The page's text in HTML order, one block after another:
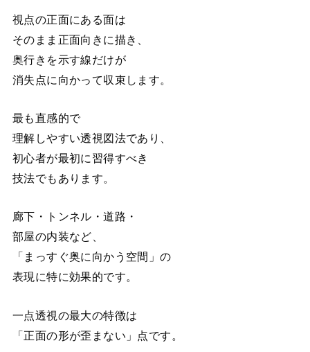
視点の正面にある面は
そのまま正面向きに描き、
奥行きを示す線だけが
消失点に向かって収束します。
最も直感的で
理解しやすい透視図法であり、
初心者が最初に習得すべき
技法でもあります。
廊下・トンネル・道路・
部屋の内装など、
「まっすぐ奥に向かう空間」の
表現に特に効果的です。
一点透視の最大の特徴は
「正面の形が歪まない」点です。